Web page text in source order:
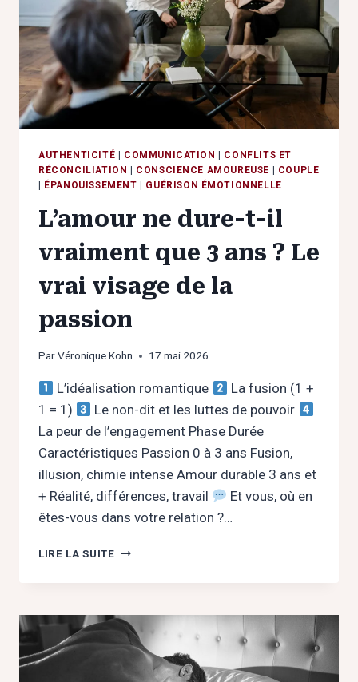
VOUS
RESPECTER
AUTHENTICITÉ | COMMUNICATION | CONFLITS ET
RÉCONCILIATION | CONSCIENCE AMOUREUSE | COUPLE
| ÉPANOUISSEMENT | GUÉRISON ÉMOTIONNELLE
L’amour ne dure-t-il
vraiment que 3 ans ? Le
vrai visage de la
passion
ParVéronique Kohn 17 mai 2026
L’idéalisation romantique
La fusion (1 +
1 = 1)
Le non-dit et les luttes de pouvoir
La peur de l’engagement Phase Durée
Caractéristiques Passion 0 à 3 ans Fusion,
illusion, chimie intense Amour durable 3 ans et
+ Réalité, différences, travail
Et vous, où en
êtes-vous dans votre relation ?…
LIRE LA SUITEL’AMOUR
IL
VRAIMENT
QUE